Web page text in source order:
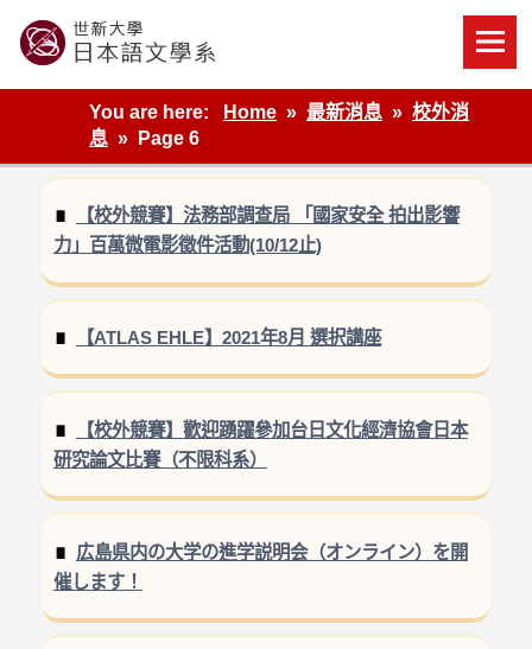
content
世新大學教學單位的網站
You are here:
Home 最新消息
校外消
息
Page 6
【校外競賽】法務部調查局 「國家安全 拍出影響
力」百萬微電影徵件活動(10/12止)
【ATLAS EHLE】2021年8月 選択講座
【校外競賽】歡迎踴躍參加台日文化經濟協會日本
研究論文比賽（不限科系）
広島県内の大学の進学説明会（オンライン）を開
催します！